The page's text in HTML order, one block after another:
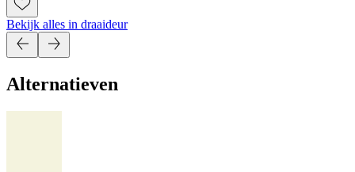
Bekijk alles in draaideur
Alternatieven